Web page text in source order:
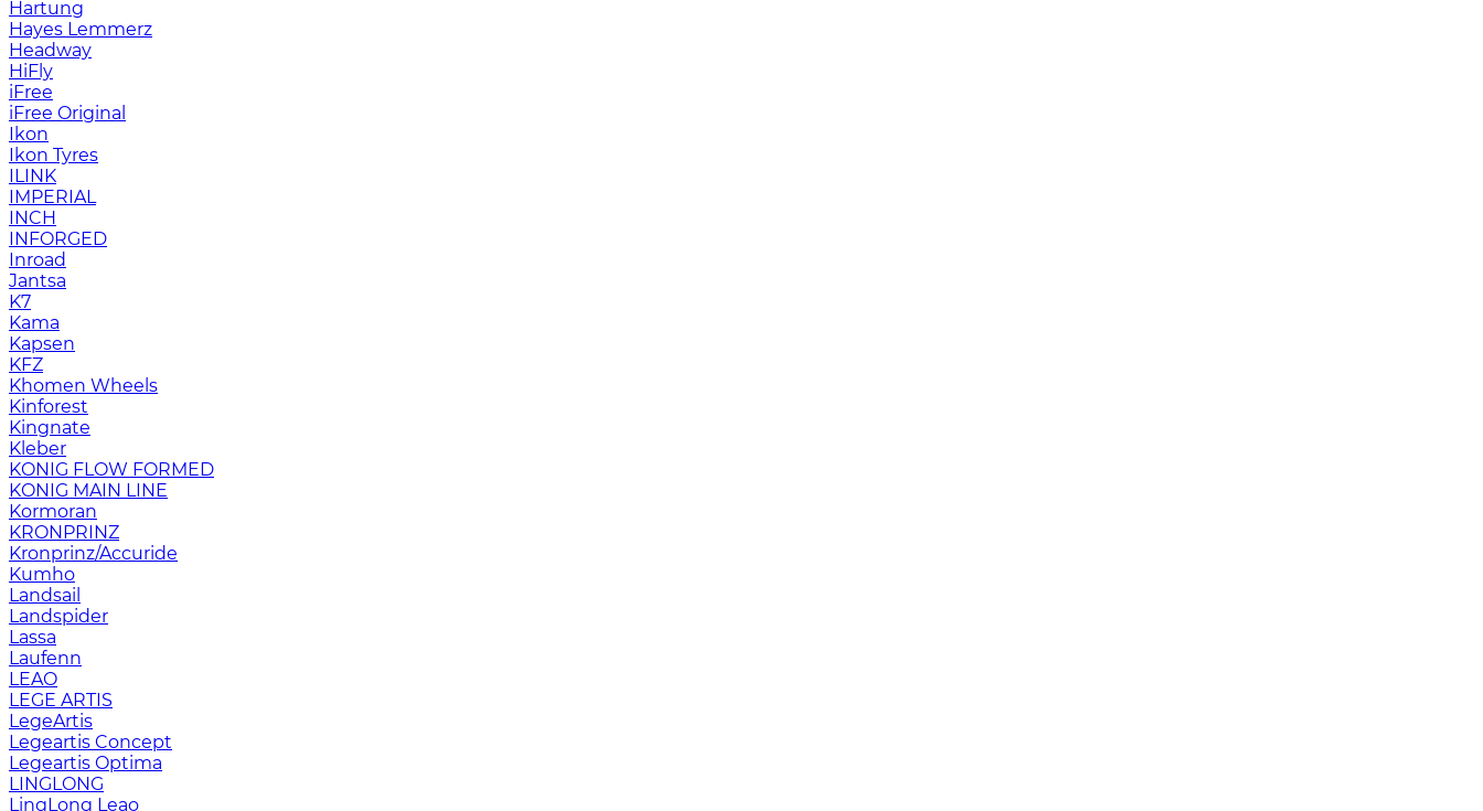
Hartung
Hayes Lemmerz
Headway
HiFly
iFree
iFree Original
Ikon
Ikon Tyres
ILINK
IMPERIAL
INCH
INFORGED
Inroad
Jantsa
K7
Kama
Kapsen
KFZ
Khomen Wheels
Kinforest
Kingnate
Kleber
KONIG FLOW FORMED
KONIG MAIN LINE
Kormoran
KRONPRINZ
Kronprinz/Accuride
Kumho
Landsail
Landspider
Lassa
Laufenn
LEAO
LEGE ARTIS
LegeArtis
Legeartis Concept
Legeartis Optima
LINGLONG
LingLong Leao